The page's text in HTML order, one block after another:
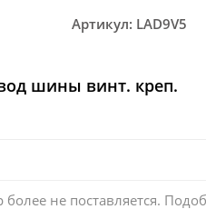
Артикул: LAD9V5
шины винт. креп.
более не поставляется.